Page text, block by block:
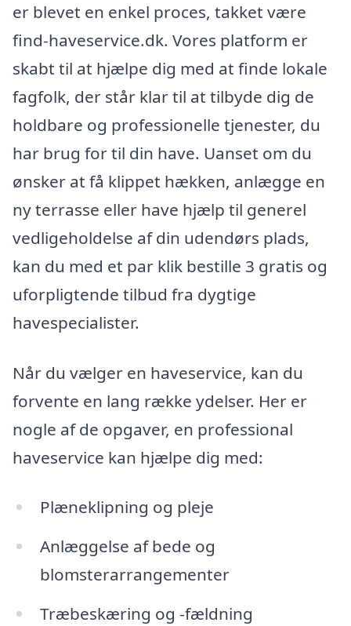
er blevet en enkel proces, takket være
find-haveservice.dk. Vores platform er
skabt til at hjælpe dig med at finde lokale
fagfolk, der står klar til at tilbyde dig de
holdbare og professionelle tjenester, du
har brug for til din have. Uanset om du
ønsker at få klippet hækken, anlægge en
ny terrasse eller have hjælp til generel
vedligeholdelse af din udendørs plads,
kan du med et par klik bestille 3 gratis og
uforpligtende tilbud fra dygtige
havespecialister.
Når du vælger en haveservice, kan du
forvente en lang række ydelser. Her er
nogle af de opgaver, en professional
haveservice kan hjælpe dig med:
Plæneklipning og pleje
Anlæggelse af bede og
blomsterarrangementer
Træbeskæring og -fældning